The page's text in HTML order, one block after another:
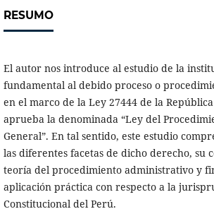
RESUMO
El autor nos introduce al estudio de la
fundamental al debido proceso o
en el marco de la Ley 27444 de la
aprueba la denominada “Ley del
General”. En tal sentido, este estudio
las diferentes facetas de dicho derecho, su
teoría del procedimiento administrativo y
aplicación práctica con respecto a la
Constitucional del Perú.